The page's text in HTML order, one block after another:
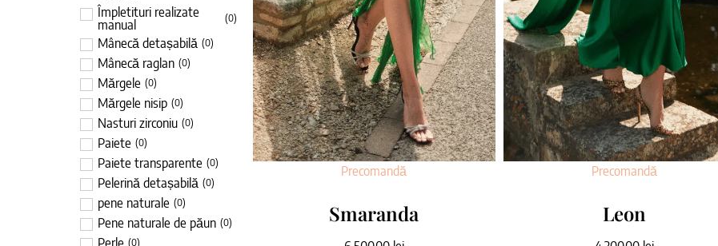
Împletituri realizate
manual
(0)
Mânecă detașabilă (0)
Mânecă raglan (0)
Mărgele (0)
Mărgele nisip (0)
Nasturi zirconiu (0)
Paiete (0)
Paiete transparente (0)
Pelerină detașabilă (0)
pene naturale (0)
Pene naturale de păun (0)
(0)
Precomandă
Smaranda
Precomandă
Leon